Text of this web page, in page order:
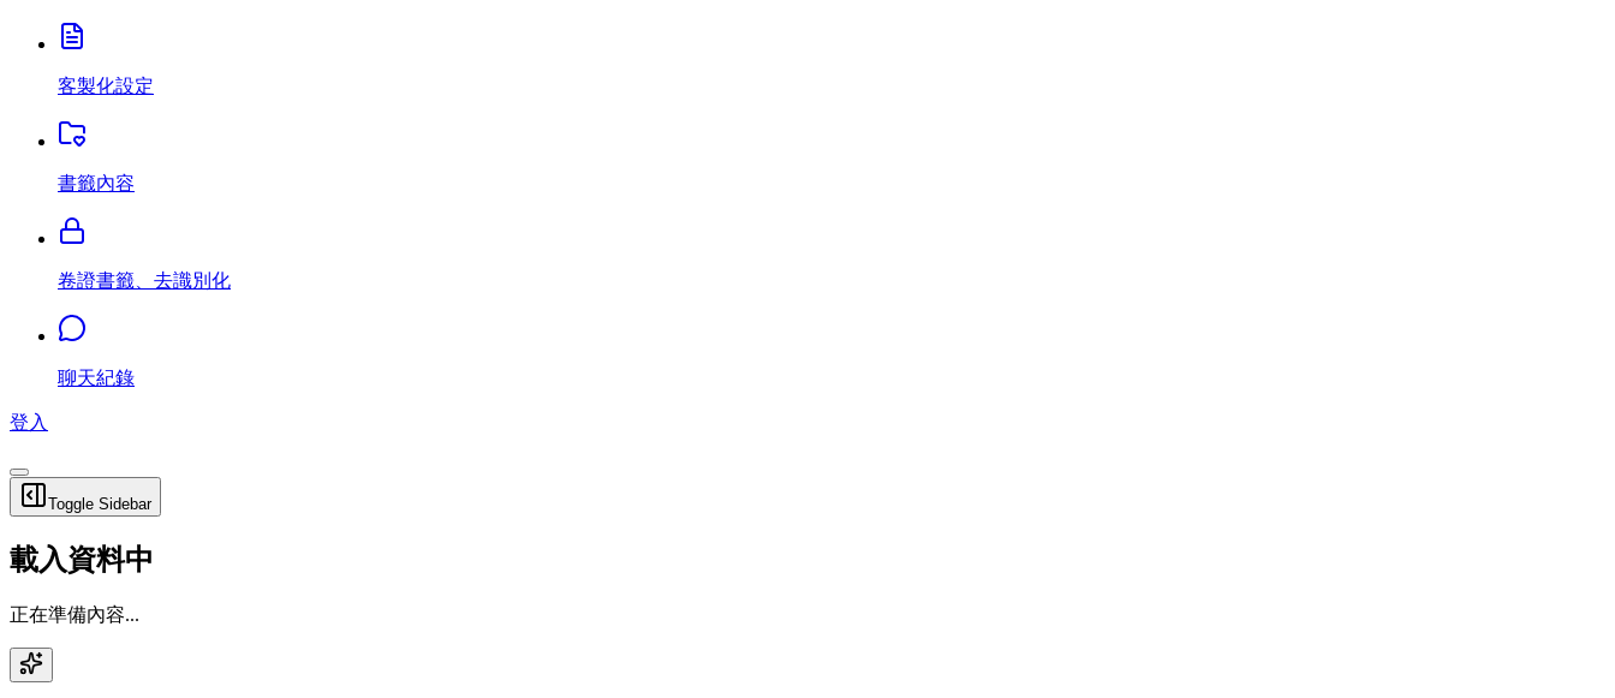
客製化設定
書籤內容
卷證書籤、去識別化
聊天紀錄
登入
Toggle Sidebar
載入資料中
正在準備內容...